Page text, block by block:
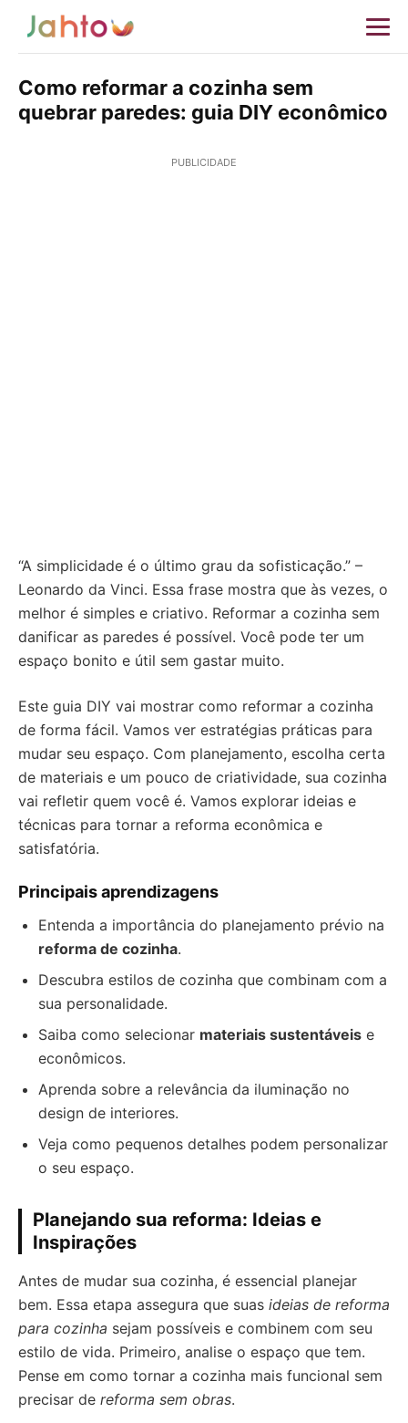
Como reformar a cozinha sem
quebrar paredes: guia DIY econômico
PUBLICIDADE
“A simplicidade é o último grau da sofisticação.” –
Leonardo da Vinci. Essa frase mostra que às vezes, o
melhor é simples e criativo. Reformar a cozinha sem
danificar as paredes é possível. Você pode ter um
espaço bonito e útil sem gastar muito.
Este guia DIY vai mostrar como reformar a cozinha
de forma fácil. Vamos ver estratégias práticas para
mudar seu espaço. Com planejamento, escolha certa
de materiais e um pouco de criatividade, sua cozinha
vai refletir quem você é. Vamos explorar ideias e
técnicas para tornar a reforma econômica e
satisfatória.
Principais aprendizagens
Entenda a importância do planejamento prévio na
reforma de cozinha.
Descubra estilos de cozinha que combinam com a
sua personalidade.
Saiba como selecionar materiais sustentáveis e
econômicos.
Aprenda sobre a relevância da iluminação no
design de interiores.
Veja como pequenos detalhes podem personalizar
o seu espaço.
Planejando sua reforma: Ideias e
Inspirações
Antes de mudar sua cozinha, é essencial planejar
bem. Essa etapa assegura que suas ideias de reforma
para cozinha sejam possíveis e combinem com seu
estilo de vida. Primeiro, analise o espaço que tem.
Pense em como tornar a cozinha mais funcional sem
precisar de reforma sem obras.